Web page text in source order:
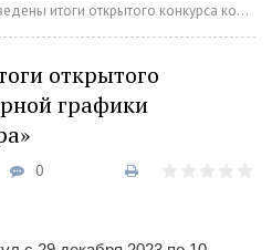
открытого конкурса компьютерной графики «Новогодняя палитра»
открытого
графики
0